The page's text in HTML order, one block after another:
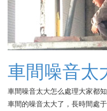
車間噪音太
車間噪音太大怎么處理大家都知
車間的噪音太大了，長時間處